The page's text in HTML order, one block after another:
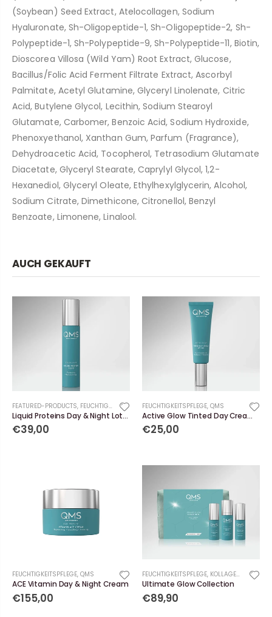
(Soybean) Seed Extract, Atelocollagen, Sodium
Hyaluronate, Sh-Oligopeptide-1, Sh-Oligopeptide-2, Sh-
Polypeptide-1, Sh-Polypeptide-9, Sh-Polypeptide-11, Biotin,
Dioscorea Villosa (Wild Yam) Root Extract, Glucose,
Bacillus/Folic Acid Ferment Filtrate Extract, Ascorbyl
Palmitate, Acetyl Glutamine, Glyceryl Linolenate, Citric
Acid, Butylene Glycol, Lecithin, Sodium Stearoyl
Glutamate, Carbomer, Benzoic Acid, Sodium Hydroxide,
Phenoxyethanol, Xanthan Gum, Parfum (Fragrance),
Dehydroacetic Acid, Tocopherol, Tetrasodium Glutamate
Diacetate, Glyceryl Stearate, Caprylyl Glycol, 1,2-
Hexanediol, Glyceryl Oleate, Ethylhexylglycerin, Alcohol,
Sodium Citrate, Dimethicone, Citronellol, Benzyl
Benzoate, Limonene, Linalool.
AUCH GEKAUFT
FEATURED-PRODUCTS, FEUCHTIGKEITSPFLEGE
Liquid Proteins Day & Night Lotion
€39,00
FEUCHTIGKEITSPFLEGE, QMS
Active Glow Tinted Day Cream SPF 50+
€25,00
FEUCHTIGKEITSPFLEGE, QMS
ACE Vitamin Day & Night Cream
€155,00
FEUCHTIGKEITSPFLEGE, KOLLAGENSEREN
Ultimate Glow Collection
€89,90